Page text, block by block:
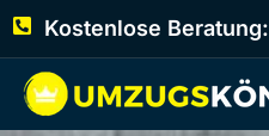
Kostenlose Beratung: